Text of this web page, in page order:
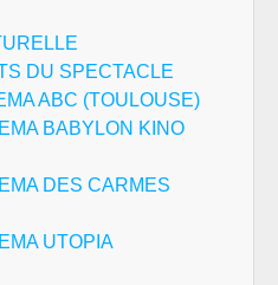
DU SPECTACLE
ABC (TOULOUSE)
BABYLON KINO
DES CARMES
UTOPIA